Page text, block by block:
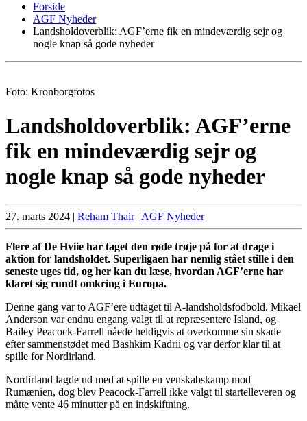
Forside
AGF Nyheder
Landsholdoverblik: AGF’erne fik en mindeværdig sejr og
nogle knap så gode nyheder
Foto: Kronborgfotos
Landsholdoverblik: AGF’erne
fik en mindeværdig sejr og
nogle knap så gode nyheder
27. marts 2024 | Reham Thair| AGF Nyheder
Flere af De Hviie har taget den røde trøje på for at drage i
aktion for landsholdet. Superligaen har nemlig stået stille i den
seneste uges tid, og her kan du læse, hvordan AGF’erne har
klaret sig rundt omkring i Europa.
Denne gang var to AGF’ere udtaget til A-landsholdsfodbold. Mikael
Anderson var endnu engang valgt til at repræsentere Island, og
Bailey Peacock-Farrell nåede heldigvis at overkomme sin skade
efter sammenstødet med Bashkim Kadrii og var derfor klar til at
spille for Nordirland.
Nordirland lagde ud med at spille en venskabskamp mod
Rumænien, dog blev Peacock-Farrell ikke valgt til startelleveren og
måtte vente 46 minutter på en indskiftning.